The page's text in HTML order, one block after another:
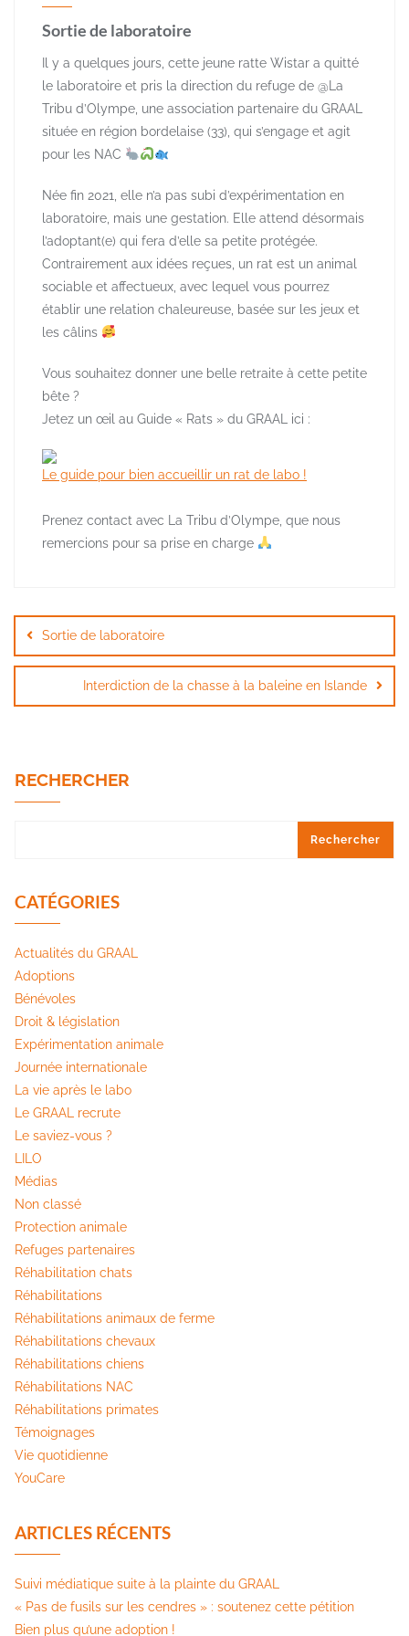
Sortie de laboratoire
Il y a quelques jours, cette jeune ratte Wistar a quitté
le laboratoire et pris la direction du refuge de @La
Tribu d’Olympe, une association partenaire du GRAAL
située en région bordelaise (33), qui s’engage et agit
pour les NAC
Née fin 2021, elle n’a pas subi d’expérimentation en
laboratoire, mais une gestation. Elle attend désormais
l’adoptant(e) qui fera d’elle sa petite protégée.
Contrairement aux idées reçues, un rat est un animal
sociable et affectueux, avec lequel vous pourrez
établir une relation chaleureuse, basée sur les jeux et
les câlins
Vous souhaitez donner une belle retraite à cette petite
bête ?
Jetez un œil au Guide « Rats » du GRAAL ici :
Le guide pour bien accueillir un rat de labo !
Prenez contact avec La Tribu d’Olympe, que nous
remercions pour sa prise en charge
de
l’article
Sortie de laboratoire
Interdiction de la chasse à la baleine en Islande
RECHERCHER
Rechercher
CATÉGORIES
Actualités du GRAAL
Adoptions
Bénévoles
Droit & législation
Expérimentation animale
Journée internationale
La vie après le labo
Le GRAAL recrute
Le saviez-vous ?
LILO
Médias
Non classé
Protection animale
Refuges partenaires
Réhabilitation chats
Réhabilitations
Réhabilitations animaux de ferme
Réhabilitations chevaux
Réhabilitations chiens
Réhabilitations NAC
Réhabilitations primates
Témoignages
Vie quotidienne
YouCare
ARTICLES RÉCENTS
Suivi médiatique suite à la plainte du GRAAL
« Pas de fusils sur les cendres » : soutenez cette pétition​
Bien plus qu’une adoption !